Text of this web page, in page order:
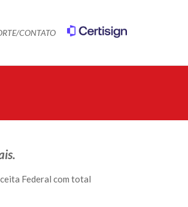
CONTATO
Federal com total